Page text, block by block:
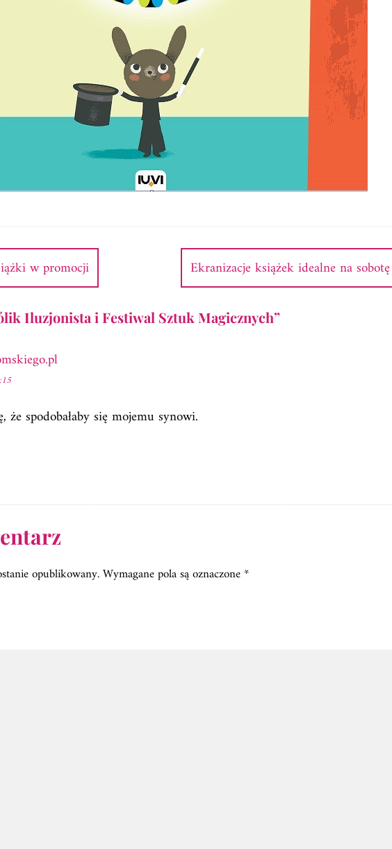
w promocji Ekranizacje książek idealne na sobotę
Iluzjonista i Festiwal Sztuk Magicznych”
spodobałaby się mojemu synowi.
opublikowany.Wymagane pola są oznaczone*